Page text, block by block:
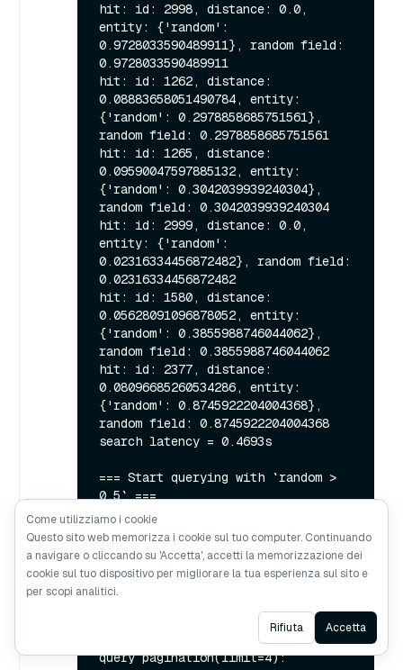
hit: id: 2998, distance: 0.0,
entity: {'random':
0.9728033590489911}, random field:
0.9728033590489911
hit: id: 1262, distance:
0.08883658051490784, entity:
{'random': 0.2978858685751561},
random field: 0.2978858685751561
hit: id: 1265, distance:
0.09590047597885132, entity:
{'random': 0.3042039939240304},
random field: 0.3042039939240304
hit: id: 2999, distance: 0.0,
entity: {'random':
0.02316334456872482}, random field:
0.02316334456872482
hit: id: 1580, distance:
0.05628091096878052, entity:
{'random': 0.3855988746044062},
random field: 0.3855988746044062
hit: id: 2377, distance:
0.08096685260534286, entity:
{'random': 0.8745922204004368},
random field: 0.8745922204004368
search latency = 0.4693s
=== Start querying with `random >
0.5` ===
query result:
-{'embeddings': [0.20963514,
0.39746657, 0.12019053, 0.6947492,
0.9535575, 0.5454552, 0.82360446,
search latency = 0.9407s
query pagination(limit=4):
Ask AI
Come utilizziamo i cookie
Questo sito web memorizza i cookie sul tuo computer. Continuando
a navigare o cliccando su 'Accetta', accetti la memorizzazione dei
cookie sul tuo dispositivo per migliorare la tua esperienza sul sito e
per scopi analitici.
Rifiuta Accetta